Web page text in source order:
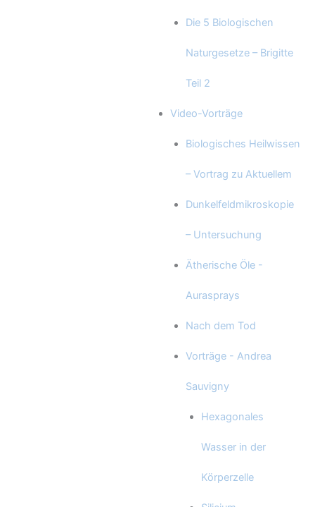
Die 5 Biologischen
Naturgesetze – Brigitte
Teil 2
Video-Vorträge
Biologisches Heilwissen
– Vortrag zu Aktuellem
Dunkelfeldmikroskopie
– Untersuchung
Ätherische Öle -
Aurasprays
Nach dem Tod
Vorträge - Andrea
Sauvigny
Hexagonales
Wasser in der
Körperzelle